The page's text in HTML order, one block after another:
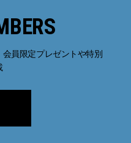
員限定プレゼントや特別